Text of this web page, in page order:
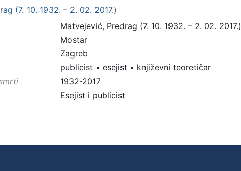
(7. 10. 1932. – 2. 02. 2017.)
Matvejević, Predrag (7. 10. 1932. – 2. 02. 2017.)
Mostar
Zagreb
publicist • esejist • književni teoretičar
1932-2017
Esejist i publicist